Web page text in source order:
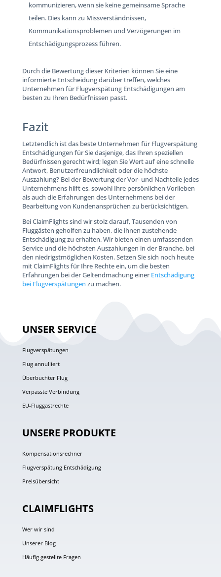
kommunizieren, wenn sie keine gemeinsame Sprache
teilen. Dies kann zu Missverständnissen,
Kommunikationsproblemen und Verzögerungen im
Entschädigungsprozess führen.
Durch die Bewertung dieser Kriterien können Sie eine
informierte Entscheidung darüber treffen, welches
Unternehmen für Flugverspätung Entschädigungen am
besten zu Ihren Bedürfnissen passt.
Fazit
Letztendlich ist das beste Unternehmen für Flugverspätung
Entschädigungen für Sie dasjenige, das Ihren speziellen
Bedürfnissen gerecht wird; legen Sie Wert auf eine schnelle
Antwort, Benutzerfreundlichkeit oder die höchste
Auszahlung? Bei der Bewertung der Vor- und Nachteile jedes
Unternehmens hilft es, sowohl Ihre persönlichen Vorlieben
als auch die Erfahrungen des Unternehmens bei der
Bearbeitung von Kundenansprüchen zu berücksichtigen.
Bei ClaimFlights sind wir stolz darauf, Tausenden von
Fluggästen geholfen zu haben, die ihnen zustehende
Entschädigung zu erhalten. Wir bieten einen umfassenden
Service und die höchsten Auszahlungen in der Branche, bei
den niedrigstmöglichen Kosten. Setzen Sie sich noch heute
mit ClaimFlights für Ihre Rechte ein, um die besten
Erfahrungen bei der Geltendmachung einerEntschädigung
bei Flugverspätungen zu machen.
UNSER SERVICE
Flugverspätungen
Flug annulliert
Überbuchter Flug
Verpasste Verbindung
EU-Fluggastrechte
UNSERE PRODUKTE
Kompensationsrechner
Flugverspätung Entschädigung
Preisübersicht
CLAIMFLIGHTS
Wer wir sind
Unserer Blog
Häufig gestellte Fragen